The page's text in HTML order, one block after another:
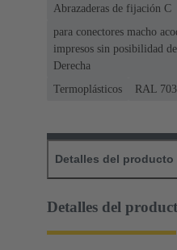
Abrazaderas de fijación C
para conectores macho
impresos sin posibilidad
Derecha
Termoplásticos
RAL
Detalles del producto
Detalles del